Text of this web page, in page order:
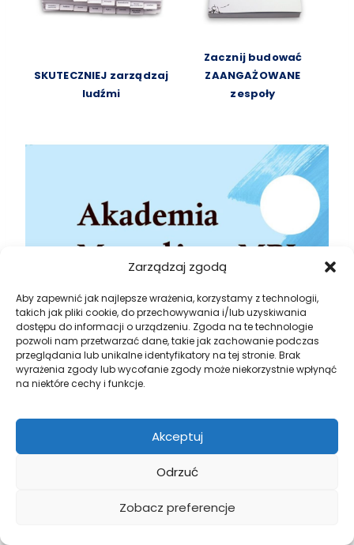
Zarządzaj zgodą
Aby zapewnić jak najlepsze wrażenia, korzystamy z technologii,
takich jak pliki cookie, do przechowywania i/lub uzyskiwania
dostępu do informacji o urządzeniu. Zgoda na te technologie
pozwoli nam przetwarzać dane, takie jak zachowanie podczas
przeglądania lub unikalne identyfikatory na tej stronie. Brak
wyrażenia zgody lub wycofanie zgody może niekorzystnie wpłynąć
na niektóre cechy i funkcje.
Akceptuj
Odrzuć
Zobacz preferencje
SKUTECZNIEJ zarządzaj
ludźmi
Zacznij budować
ZAANGAŻOWANE
zespoły
Akademia Menedżera MBI
Członkowie jednego zespołu tworzą